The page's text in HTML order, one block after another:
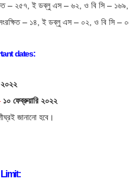
– ২৫৭, ই ডব্লু এস – ৬২, ও বি সি –
– ১৪, ই ডব্লু এস – ০২, ও বি সি –
dates:
২০২২
১০ ফেব্রুয়ারি ২০২২
জানানো হবে।
: